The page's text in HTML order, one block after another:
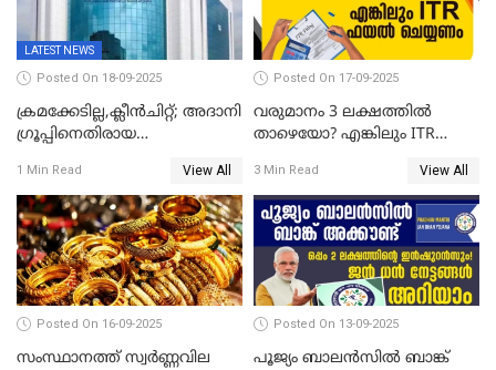
LATEST NEWS
Posted On 18-09-2025
ക്രമക്കേടില്ല,ക്ലീൻചിറ്റ്; അദാനി
​ഗ്രൂപ്പിനെതിരായ
തള്ളി സെബി
1 Min Read View All
Posted On 17-09-2025
വരുമാനം 3 ലക്ഷത്തിൽ
താഴെയോ? എങ്കിലും ITR
3 Min Read View All
Posted On 16-09-2025
സംസ്ഥാനത്ത് സ്വര്‍ണ്ണവില
Posted On 13-09-2025
പൂജ്യം ബാലൻസിൽ ബാങ്ക്